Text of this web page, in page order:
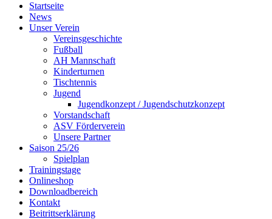
Startseite
News
Unser Verein
Vereinsgeschichte
Fußball
AH Mannschaft
Kinderturnen
Tischtennis
Jugend
Jugendkonzept / Jugendschutzkonzept
Vorstandschaft
ASV Förderverein
Unsere Partner
Saison 25/26
Spielplan
Trainingstage
Onlineshop
Downloadbereich
Kontakt
Beitrittserklärung